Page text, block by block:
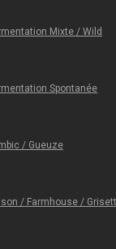
Mixte / Wild
Spontanée
/ Gueuze
/ Farmhouse /